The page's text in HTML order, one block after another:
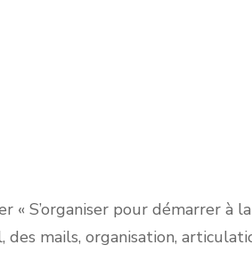
S’organiser pour démarrer à
mails, organisation,